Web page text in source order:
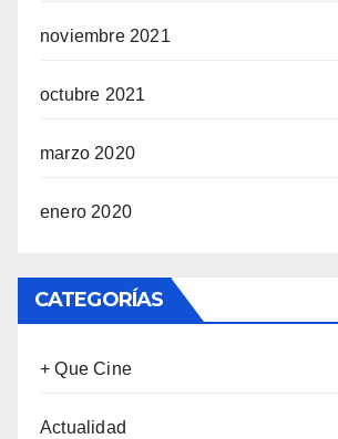
noviembre 2021
octubre 2021
marzo 2020
enero 2020
CATEGORÍAS
+ Que Cine
Actualidad